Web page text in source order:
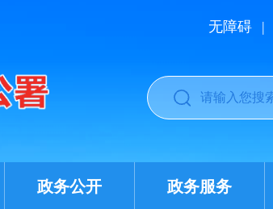
无障碍 |
政务公开 政务服务